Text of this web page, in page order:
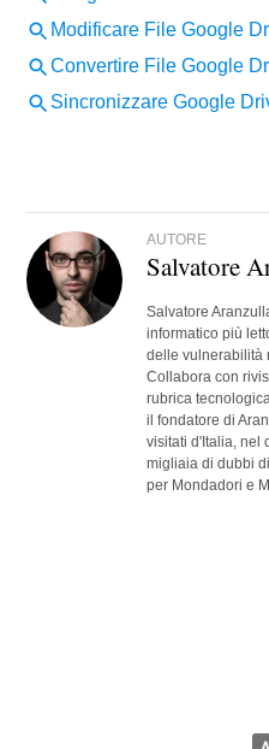
AUTORE
Salvatore
Salvatore
informatico più
delle vulnerabilità
Collabora con
rubrica
il fondatore di
visitati d'Italia, nel
migliaia di dubbi
per Mondadori e